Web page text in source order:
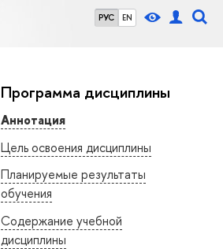
РУС EN
Программа дисциплины
Аннотация
Цель освоения дисциплины
Планируемые результаты
обучения
Содержание учебной
дисциплины